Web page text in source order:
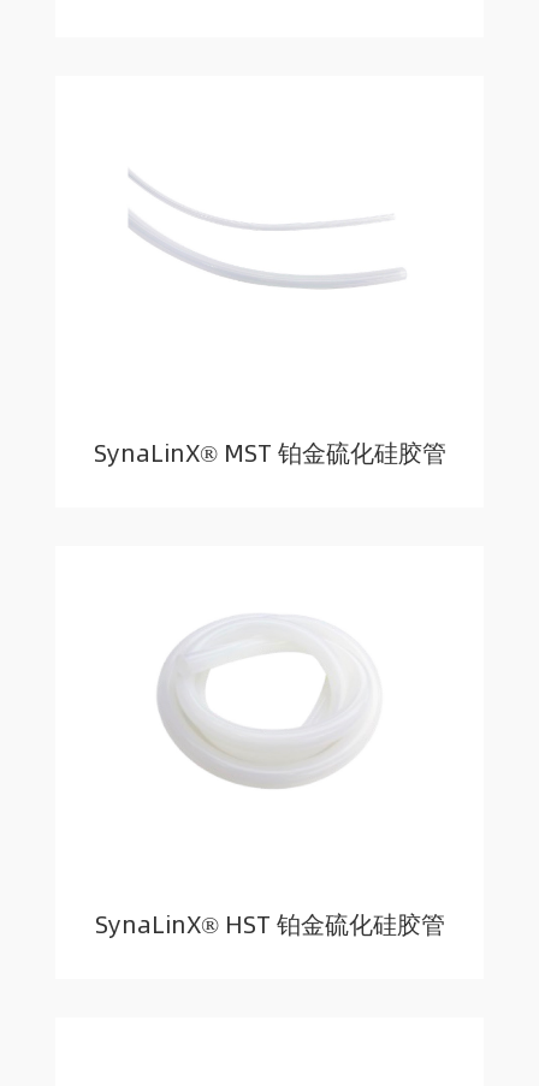
SynaLinX® MST 铂金硫化硅胶管
SynaLinX® HST 铂金硫化硅胶管